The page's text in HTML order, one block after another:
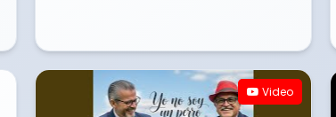
Video